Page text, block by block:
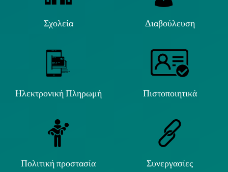
Σχολεία Διαβούλευση
Ηλεκτρονική Πληρωμή Πιστοποιητικά
Πολιτική προστασία Συνεργασίες